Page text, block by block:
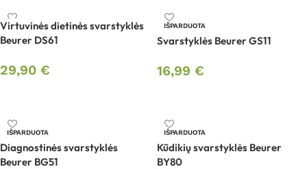
Virtuvinės dietinės svarstyklės
Beurer DS61
29,90 €
IŠPARDUOTA
Svarstyklės Beurer GS11
16,99 €
IŠPARDUOTA
Diagnostinės svarstyklės
Beurer BG51
IŠPARDUOTA
Kūdikių svarstyklės Beurer
BY80